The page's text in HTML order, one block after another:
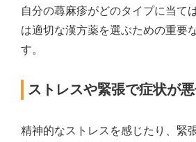
自分の蕁麻疹がどのタイプに当て
は適切な漢方薬を選ぶための重要
す。
ストレスや緊張で症状が
精神的なストレスを感じたり、緊